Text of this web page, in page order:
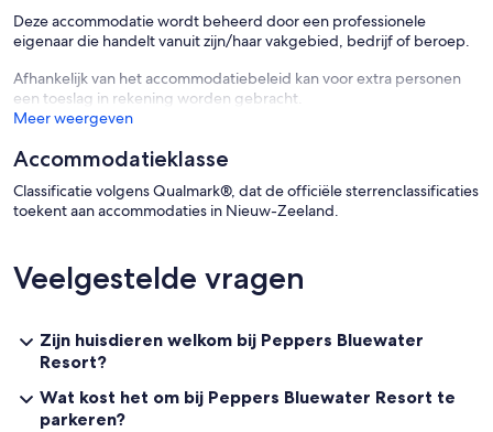
Deze accommodatie wordt beheerd door een professionele
eigenaar die handelt vanuit zijn/haar vakgebied, bedrijf of beroep.
Afhankelijk van het accommodatiebeleid kan voor extra personen
een toeslag in rekening worden gebracht.
Meer weergeven
Accommodatieklasse
Classificatie volgens Qualmark®, dat de officiële sterrenclassificaties
toekent aan accommodaties in Nieuw-Zeeland.
Veelgestelde vragen
Zijn huisdieren welkom bij Peppers Bluewater
Resort?
Wat kost het om bij Peppers Bluewater Resort te
parkeren?